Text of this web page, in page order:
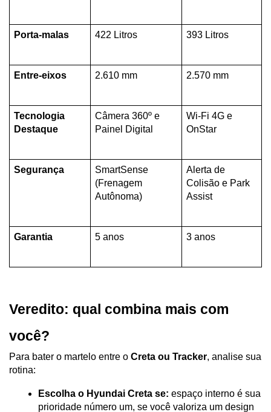
Porta-malas 422 Litros 393 Litros
Entre-eixos 2.610 mm 2.570 mm
Tecnologia
Destaque
Câmera 360º e
Painel Digital
Wi-Fi 4G e
OnStar
Segurança
SmartSense
(Frenagem
Autônoma)
Alerta de
Colisão e Park
Assist
Garantia 5 anos 3 anos
Veredito: qual combina mais com
você?
Para bater o martelo entre o Creta ou Tracker, analise sua
rotina:
Escolha o Hyundai Creta se: espaço interno é sua
prioridade número um, se você valoriza um design